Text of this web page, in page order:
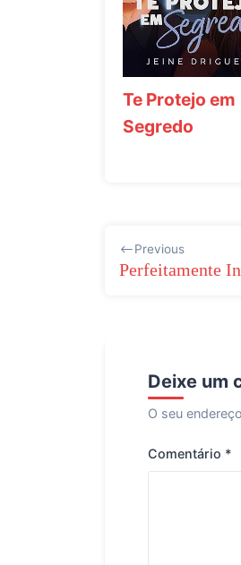
Te Protejo em
Segredo
de
Previous
Perfeitamente
Deixe um
O seu
Comentário *